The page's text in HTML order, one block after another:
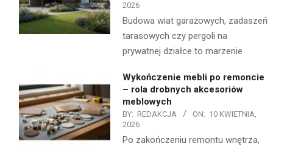
2026
Budowa wiat garażowych, zadaszeń
tarasowych czy pergoli na
prywatnej działce to marzenie
Wykończenie mebli po remoncie
– rola drobnych akcesoriów
meblowych
BY: REDAKCJA ON: 10 KWIETNIA,
2026
Po zakończeniu remontu wnętrza,